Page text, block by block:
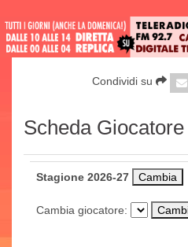
Condividi su
Scheda
Stagione 2026-27
Cambia giocatore: